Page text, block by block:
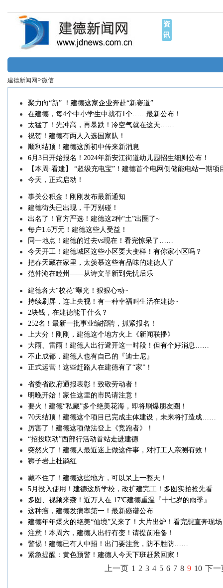
资
讯
建德新闻网>微信
聚力向“新” ！建德这家企业奔赴“新赛道”
在建德，每4个中小学生中就有1个……最新公布！
太猛了！先冲高，再暴跌！冷空气就在这天……
祝贺！建德有两人入选国家队！
顺利结顶！建德这所初中传来新消息
6月3日开始报名！2024年新安江街道幼儿园招生细则公布！
【本周·看建】 “超级充电宝”！建德首个电网侧储能电站一期项
正式投用 | 媒体聚焦建德一场特殊的“拆楼”
今天，正式启动！
事关公积金！刚刚发布最新通知
建德街头已出现，千万别碰！
出名了！官方严选！建德这2种“土”出圈了~
每户1.6万元！建德这些人受益！
同一地点！建德的过去vs现在！看完惊呆了……
今天开工！建德城区这些小区要大变样！有你家小区吗？
把春天藏在家里，太羡慕这些有品味的建德人了
范仲淹在睦州——从诗文革新到先忧后乐
建德各大“校花”曝光！狠狠心动~
持续刷屏，连上央视！有一种幸福叫生活在建德~
2块钱，在建德能干什么？
252名！最新一批事业编招聘，抓紧报名！
上大分！刚刚，建德这个地方火上《新闻联播》
大雨、雷雨！建德人出行避开这一时段！但有个好消息……
不止成都，建德人也有自己的『迪士尼』
正式运营！这些赶路人在建德有了“家”！
省委省政府通报表彰！致敬劳动者！
明晚开始！家住这里的市民请注意！
要火！建德“私藏”多个绝美花海，即将刷爆朋友圈！
70天结顶！建德这个项目已完成主体建设，未来将打造成……
厉害了！建德这项做法登上《竞跑者》！
“招投联动”西部行活动首站走进建德
突然火了！建德人最近迷上做这件事，对打工人亲测有效！
狮子岩上杜鹃红
藏不住了！建德这些地方，可以呆上一整天！
5月投入使用！建德这所学校，改扩建完工！多图实拍抢先看
多图、视频来袭！近万人在 17℃建德重温『十七岁的雨季』
这种癌，建德发病率第一！最新癌谱公布
建德年年爆火的绝美“仙境”又来了！大片出炉！看完想直奔现场
注意！本周六，建德人出行有变！请提前准备！
警惕！建德已有人中招！出门要注意，防不胜防……
紧急提醒：黄色预警！建德人今天下班赶紧回家！
上一页 1 2 3 4 5 6 7 8 9 10 下一